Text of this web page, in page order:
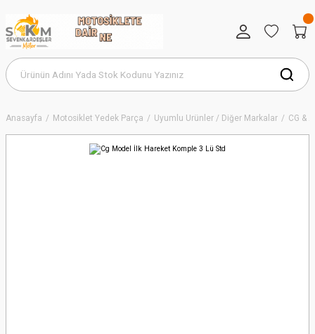
Anasayfa Motosiklet Yedek Parça Uyumlu Ürünler / Diğer Markalar CG &